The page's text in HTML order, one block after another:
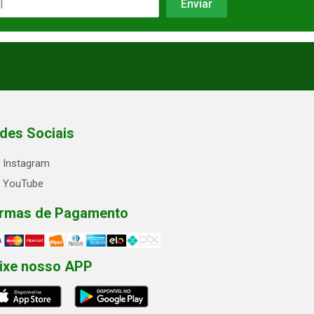
Sociais
Instagram
YouTube
de Pagamento
nosso APP